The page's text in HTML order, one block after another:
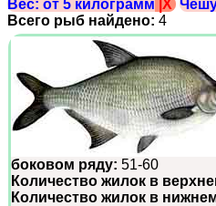
Вес: от 5 килограмм |X
Всего рыб найдено: 4
боковом ряду: 51-60
Количество жилок в
Количество жилок в